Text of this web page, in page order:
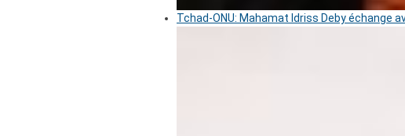
Tchad-ONU: Mahamat Idriss Deby échange